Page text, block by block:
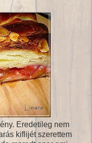
Eredetileg nem
kiflijét szerettem